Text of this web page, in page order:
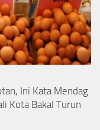
Ini Kata Mendag
Kota Bakal Turun